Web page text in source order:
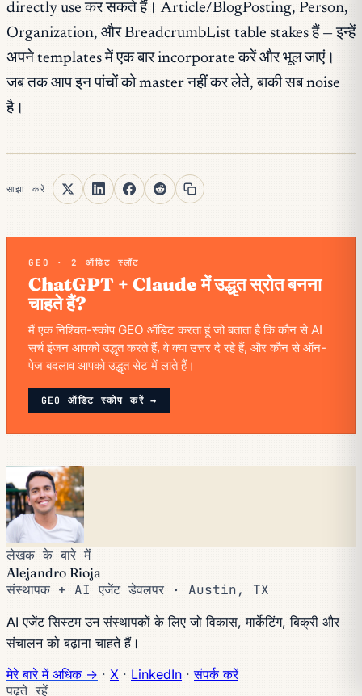
directly use कर सकते हैं। Article/BlogPosting, Person,
Organization, और BreadcrumbList table stakes हैं — इन्हें
अपने templates में एक बार incorporate करें और भूल जाएं।
जब तक आप इन पांचों को master नहीं कर लेते, बाकी सब noise
है।
साझा करें
GEO · 2 ऑडिट स्लॉट
ChatGPT + Claude में उद्धृत स्रोत बनना
चाहते हैं?
मैं एक निश्चित-स्कोप GEO ऑडिट करता हूं जो बताता है कि कौन से AI
सर्च इंजन आपको उद्धृत करते हैं, वे क्या उत्तर दे रहे हैं, और कौन से ऑन-
पेज बदलाव आपको उद्धृत सेट में लाते हैं।
GEO ऑडिट स्कोप करें →
लेखक के बारे में
Alejandro Rioja
संस्थापक + AI एजेंट डेवलपर · Austin, TX
AI एजेंट सिस्टम उन संस्थापकों के लिए जो विकास, मार्केटिंग, बिक्री और
संचालन को बढ़ाना चाहते हैं।
मेरे बारे में अधिक → · X · LinkedIn · संपर्क करें
पढ़ते रहें